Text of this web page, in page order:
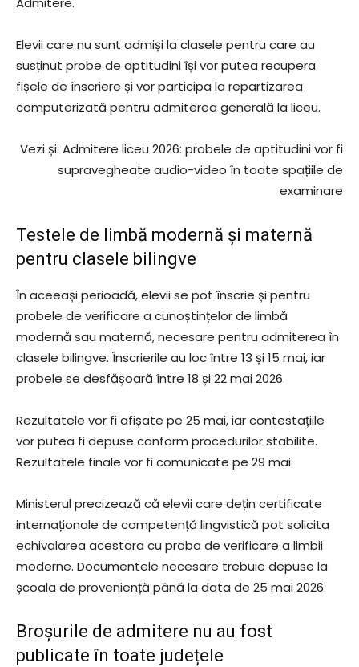
Elevii care nu sunt admiși la clasele pentru care au
susținut probe de aptitudini își vor putea recupera
fișele de înscriere și vor participa la repartizarea
computerizată pentru admiterea generală la liceu.
Vezi și: Admitere liceu 2026: probele de aptitudini vor fi
supravegheate audio-video în toate spațiile de
examinare
Testele de limbă modernă și maternă
pentru clasele bilingve
În aceeași perioadă, elevii se pot înscrie și pentru
probele de verificare a cunoștințelor de limbă
modernă sau maternă, necesare pentru admiterea în
clasele bilingve. Înscrierile au loc între 13 și 15 mai, iar
probele se desfășoară între 18 și 22 mai 2026.
Rezultatele vor fi afișate pe 25 mai, iar contestațiile
vor putea fi depuse conform procedurilor stabilite.
Rezultatele finale vor fi comunicate pe 29 mai.
Ministerul precizează că elevii care dețin certificate
internaționale de competență lingvistică pot solicita
echivalarea acestora cu proba de verificare a limbii
moderne. Documentele necesare trebuie depuse la
școala de proveniență până la data de 25 mai 2026.
Broșurile de admitere nu au fost
publicate în toate județele